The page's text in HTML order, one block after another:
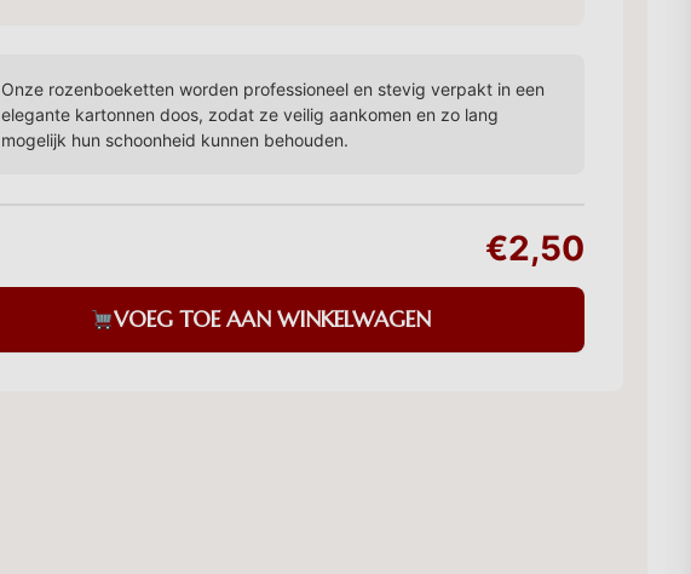
Onze rozenboeketten worden professioneel en stevig verpakt in een
elegante kartonnen doos, zodat ze veilig aankomen en zo lang
mogelijk hun schoonheid kunnen behouden.
€2,50
VOEG TOE AAN WINKELWAGEN